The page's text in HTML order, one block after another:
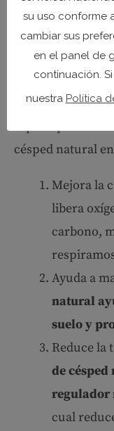
césped natural
Mejora la
libera
carbono,
Ayuda a
natural
suelo y
Reduce la
de
regulador
cual
su uso conforme
cambiar sus
en el panel de
continuación.
nuestra Política